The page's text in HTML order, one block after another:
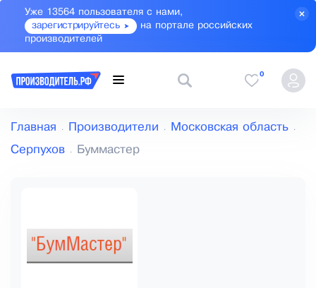
Уже 13564 пользователя с нами,
зарегистрируйтесь
на портале российских
производителей
0
Главная Производители Московская область
Серпухов Буммастер